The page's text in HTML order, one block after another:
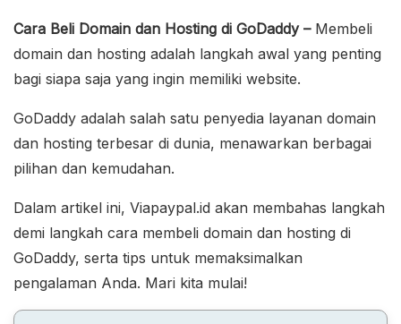
Cara Beli Domain dan Hosting di GoDaddy – Membeli
domain dan hosting adalah langkah awal yang penting
bagi siapa saja yang ingin memiliki website.
GoDaddy adalah salah satu penyedia layanan domain
dan hosting terbesar di dunia, menawarkan berbagai
pilihan dan kemudahan.
Dalam artikel ini, Viapaypal.id akan membahas langkah
demi langkah cara membeli domain dan hosting di
GoDaddy, serta tips untuk memaksimalkan
pengalaman Anda. Mari kita mulai!